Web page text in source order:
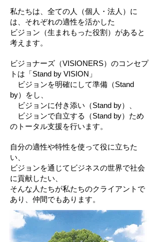
私たちは、全ての人（個人・法人）に
は、それぞれの適性を活かした
ビジョン（生まれもった役割）があると
考えます。
ビジョナーズ（VISIONERS）のコンセプ
トは「Stand by VISION」
ビジョンを明確にして準備（Stand
by）をし、
ビジョンに付き添い（Stand by）、
ビジョンで自立する（Stand by）ため
のトータル支援を行います。
自分の適性や特性を使って役に立ちた
い、
ビジョンを通じてビジネスの世界で社会
に貢献したい、
そんな人たちが私たちのクライアントで
あり、仲間でもあります。